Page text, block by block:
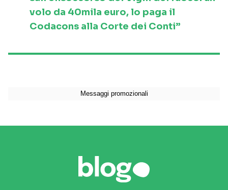
volo da 40mila euro, lo paga il
Codacons alla Corte dei Conti”